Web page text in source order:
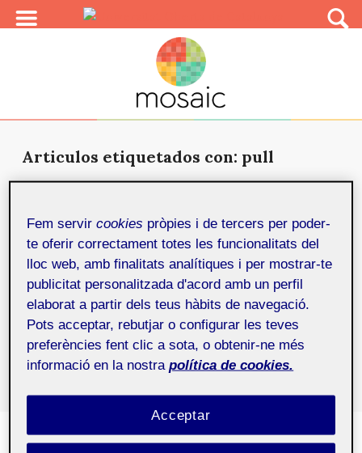
Articulos etiquetados con: pull
de 2018
Proyecto personal para promocionar una novela en
las Redes Sociales con la finalidad de comercializarla a
trav...
DISEÑO
Fem servircookies pròpies i de tercers per poder-
te oferir correctament totes les funcionalitats del
lloc web, amb finalitats analítiques i per mostrar-te
publicitat personalitzada d'acord amb un perfil
elaborat a partir dels teus hàbits de navegació.
Pots acceptar, rebutjar o configurar les teves
preferències fent clic a sota, o obtenir-ne més
informació en la nostra política de cookies.
Acceptar